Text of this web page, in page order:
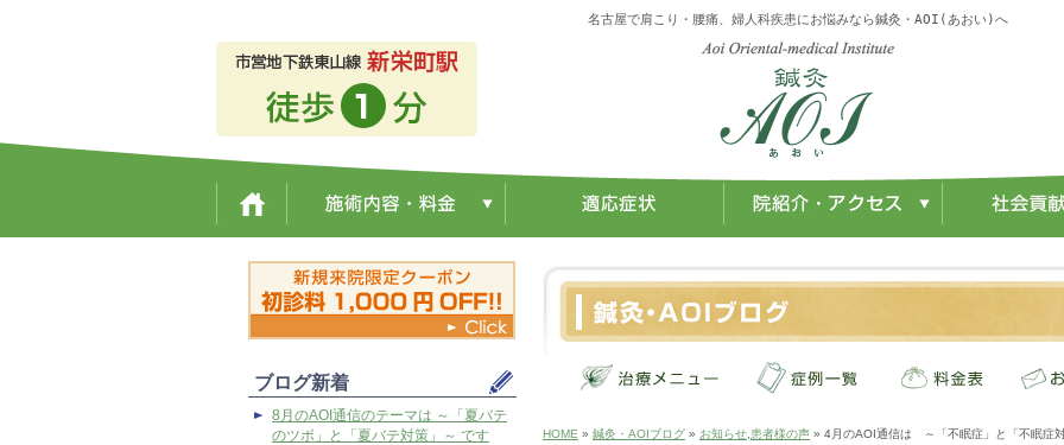
名古屋で肩こり・腰痛、婦人科疾患にお悩みなら鍼灸・AOI(あおい)へ
ブログ新着
8月のAOI通信のテーマは ～「夏バテ
のツボ」と「夏バテ対策」～ です
HOME » 鍼灸・AOIブログ » お知らせ 患者様の声 » 4月のAOI通信は ～「不眠症」と「不眠症